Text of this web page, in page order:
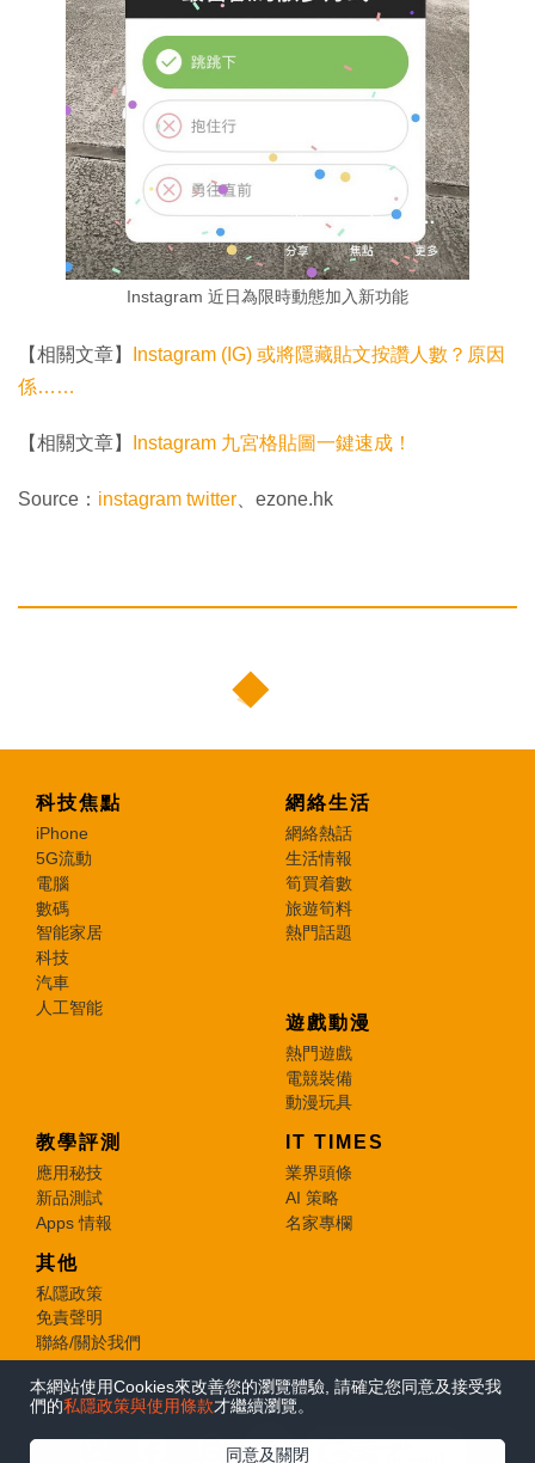
本網站使用Cookies來改善您的瀏覽體驗, 請確定您同意及接受我
們的私隱政策與使用條款才繼續瀏覽。
同意及關閉
Instagram 近日為限時動態加入新功能
【相關文章】
Instagram (IG) 或將隱藏貼文按讚人數？原因
係……
【相關文章】 Instagram 九宮格貼圖一鍵速成！
Source： instagram twitter 、ezone.hk
科技焦點
iPhone
5G流動
電腦
數碼
智能家居
科技
汽車
人工智能
網絡生活
網絡熱話
生活情報
筍買着數
旅遊筍料
熱門話題
遊戲動漫
熱門遊戲
電競裝備
動漫玩具
教學評測
應用秘技
新品測試
Apps 情報
IT TIMES
業界頭條
AI 策略
名家專欄
其他
私隱政策
免責聲明
聯絡/關於我們
© 2026 e-zone. All Rights Reserved.